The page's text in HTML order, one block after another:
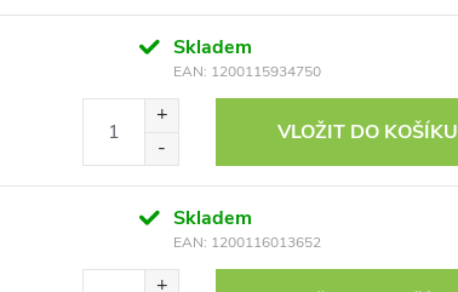
Skladem
EAN: 1200115934750
VLOŽIT DO KOŠÍKU
Skladem
EAN: 1200116013652